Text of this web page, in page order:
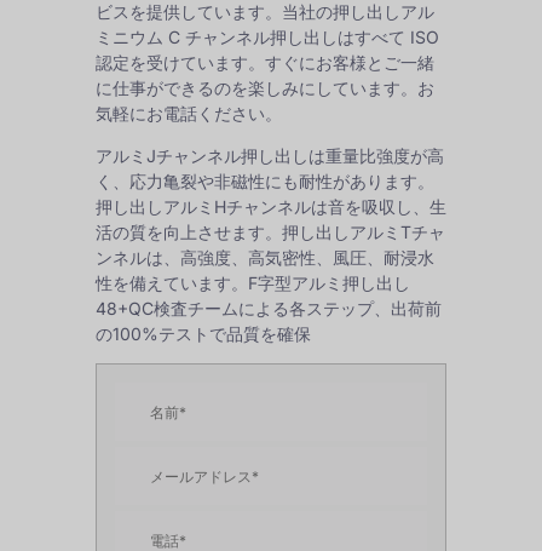
ビスを提供しています。当社の押し出しアル
ミニウム C チャンネル押し出しはすべて ISO
認定を受けています。すぐにお客様とご一緒
に仕事ができるのを楽しみにしています。お
気軽にお電話ください。
アルミJチャンネル押し出しは重量比強度が高
く、応力亀裂や非磁性にも耐性があります。
押し出しアルミHチャンネルは音を吸収し、生
活の質を向上させます。押し出しアルミTチャ
ンネルは、高強度、高気密性、風圧、耐浸水
性を備えています。F字型アルミ押し出し
48+QC検査チームによる各ステップ、出荷前
の100%テストで品質を確保